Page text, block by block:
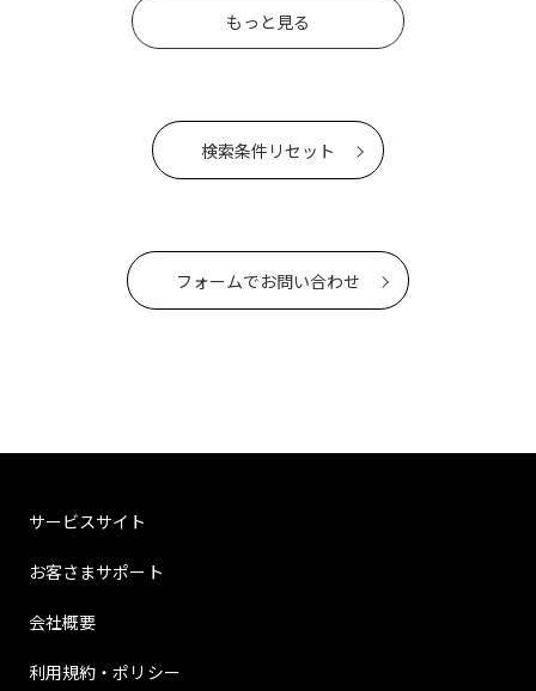
もっと見る
検索条件リセット
フォームでお問い合わせ
サービスサイト
お客さまサポート
会社概要
利用規約・ポリシー